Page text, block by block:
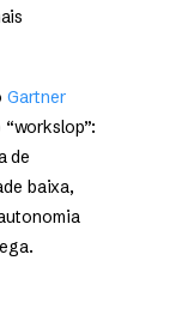
Gartner
de
baixa,